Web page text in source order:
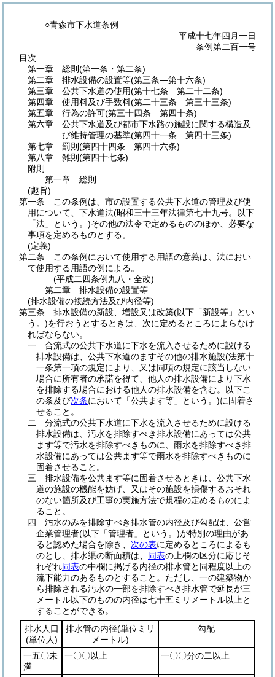
○青森市下水道条例
平成十七年四月一日
条例第二百一号
目次
第一章
総則 (第一条・第二条)
第二章
排水設備の設置等(第三条―第十六条)
第三章
公共下水道の使用(第十七条―第二十二条)
第四章
使用料及び手数料(第二十三条―第三十三条)
第五章
行為の許可(第三十四条―第四十条)
第六章
公共下水道及び都市下水路の施設に関する構造及
び維持管理の基準(第四十一条―第四十三条)
第七章
罰則 (第四十四条―第四十六条)
第八章
雑則 (第四十七条)
附則
第一章
総則
(趣旨)
第一条
この条例は、市の設置する公共下水道の管理及び使
用について、下水道法(昭和三十三年法律第七十九号。以下
「法」という。)その他の法令で定めるもののほか、必要な
事項を定めるものとする。
(定義)
第二条
この条例において使用する用語の意義は、法におい
て使用する用語の例による。
(平成二四条例九八・全改)
第二章
排水設備の設置等
(排水設備の接続方法及び内径等)
第三条
排水設備の新設、増設又は改築(以下「新設等」とい
う。)を行おうとするときは、次に定めるところによらなけ
ればならない。
一
合流式の公共下水道に下水を流入させるために設ける
排水設備は、公共下水道のますその他の排水施設(法第十
一条第一項の規定により、又は同項の規定に該当しない
場合に所有者の承諾を得て、他人の排水設備により下水
を排除する場合における他人の排水設備を含む。以下こ
の条及び次条において「公共ます等」という。)に固着さ
せること。
二
分流式の公共下水道に下水を流入させるために設ける
排水設備は、汚水を排除すべき排水設備にあっては公共
ます等で汚水を排除すべきものに、雨水を排除すべき排
水設備にあっては公共ます等で雨水を排除すべきものに
固着させること。
三
排水設備を公共ます等に固着させるときは、公共下水
道の施設の機能を妨げ、又はその施設を損傷するおそれ
のない箇所及び工事の実施方法で規程の定めるものによ
ること。
四
汚水のみを排除すべき排水管の内径及び勾配は、公営
企業管理者(以下「管理者」という。)が特別の理由があ
ると認めた場合を除き、 次の表に定めるところによるも
のとし、排水渠の断面積は、 同表の上欄の区分に応じそ
れぞれ同表の中欄に掲げる内径の排水管と同程度以上の
流下能力のあるものとすること。 ただし、一の建築物か
ら排除される汚水の一部を排除すべき排水管で延長が三
メートル以下のものの内径は七十五ミリメートル以上と
することができる。
排水人口
(単位人)
排水管の内径(単位ミリ
メートル)
勾配
一五〇未
満
一〇〇以上 一〇〇分の二以上